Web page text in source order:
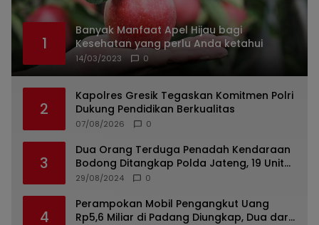
1
Banyak Manfaat Apel Hijau bagi
Kesehatan yang perlu Anda ketahui
14/03/2023 0
2
Kapolres Gresik Tegaskan Komitmen Polri
Dukung Pendidikan Berkualitas
07/08/2026 0
3
Dua Orang Terduga Penadah Kendaraan
Bodong Ditangkap Polda Jateng, 19 Unit
Roda Empat Diamankan
29/08/2024 0
4
Perampokan Mobil Pengangkut Uang
Rp5,6 Miliar di Padang Diungkap, Dua dari